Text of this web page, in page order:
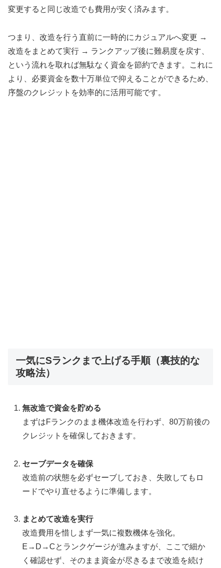
変更すると同じ改造でも費用が安く済みます。
つまり、改造を行う直前に一時的にカジュアルへ変更 →
改造をまとめて実行 → ランクアップ後に難易度を戻す、
という流れを取れば無駄なく資金を節約できます。これに
より、必要資金を数十万単位で抑えることができるため、
序盤のクレジットを効率的に活用可能です。
一気にSランクまで上げる手順（裏技的な
攻略法）
無改造で資金を貯める
まずはFランクのまま機体改造を行わず、80万前後の
クレジットを確保しておきます。
セーブデータを確保
改造前の状態を必ずセーブしておき、失敗してもロ
ードでやり直せるように準備します。
まとめて改造を実行
改造費用を惜しまず一気に複数機体を強化。
E→D→Cとランクゲージが進みますが、ここで細か
く確認せず、そのまま資金が尽きるまで改造を続け